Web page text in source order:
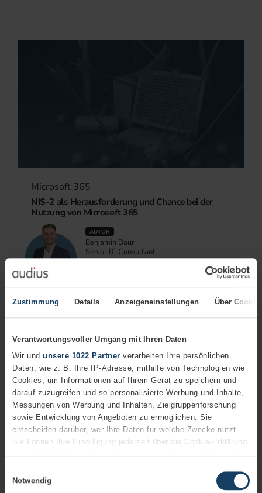
Zustimmung Details Anzeigeneinstellungen Über
Verantwortungsvoller Umgang mit Ihren Daten
Wir undunsere 1022 Partner verarbeiten Ihre persönlichen
Daten, wie z. B. Ihre IP-Adresse, mithilfe von Technologien wie
Cookies, um Informationen auf Ihrem Gerät zu speichern und
darauf zuzugreifen und so personalisierte Werbung und Inhalte,
Messungen von Werbung und Inhalten, Zielgruppenforschung
sowie Entwicklung von Angeboten zu ermöglichen. Sie
entscheiden darüber, wer Ihre Daten für welche Zwecke nutzt.
Sie können Ihre Einwilligung jederzeit über die Cookie-Erklärung
oder durch Klicken auf das Privacy Trigger Symbol ändern oder
Notwendig
Microsoft 365
NIS-2 als Herausforderung und Chance bei der
Nutzung von Microsoft 365
AUTOR
Benjamin Daur
Senior IT-Consultant
18.09.2024 5 Minuten
In den letzten Jahren hat die Digitalisierung einen
die zunehmend komplexer und ausgeklügelter werden.
Mehr erfahren